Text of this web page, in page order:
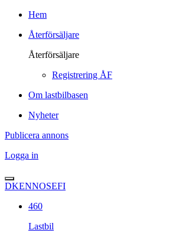
Hem
Återförsäljare
Återförsäljare
Registrering ÅF
Om lastbilbasen
Nyheter
Publicera annons
Logga in
DKENNOSEFI
460
Lastbil